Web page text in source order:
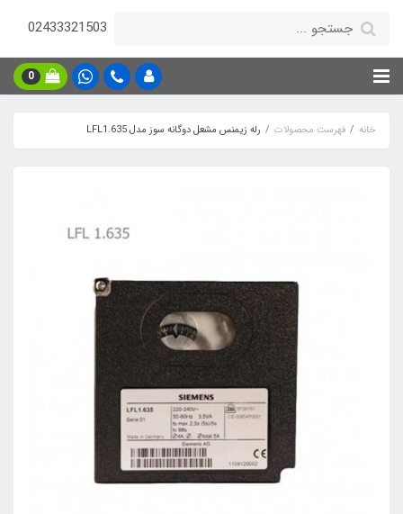
02433321503
0
خانه فهرست محصولات رله زیمنس مشعل دوگانه سوز مدل LFL1.635